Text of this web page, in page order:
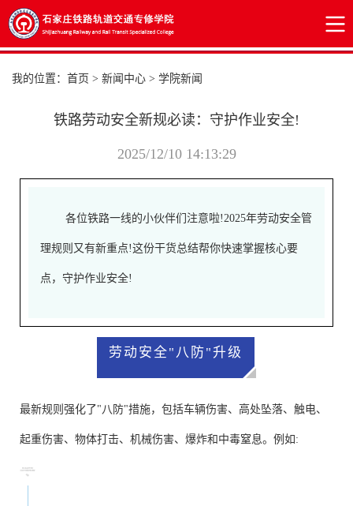
我的位置： 首页 > 新闻中心 > 学院新闻
铁路劳动安全新规必读：守护作业安全!
2025/12/10 14:13:29
各位铁路一线的小伙伴们注意啦!2025年劳动安全管
理规则又有新重点!这份干货总结帮你快速掌握核心要
点，守护作业安全!
劳动安全"八防"升级
最新规则强化了"八防"措施，包括车辆伤害、高处坠落、触电、
起重伤害、物体打击、机械伤害、爆炸和中毒窒息。例如: